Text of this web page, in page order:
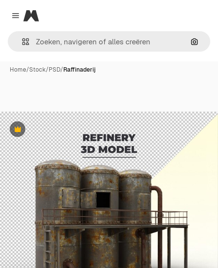
Close menu
Magnific
Home/Stock/PSD/Raffinaderij
Premium